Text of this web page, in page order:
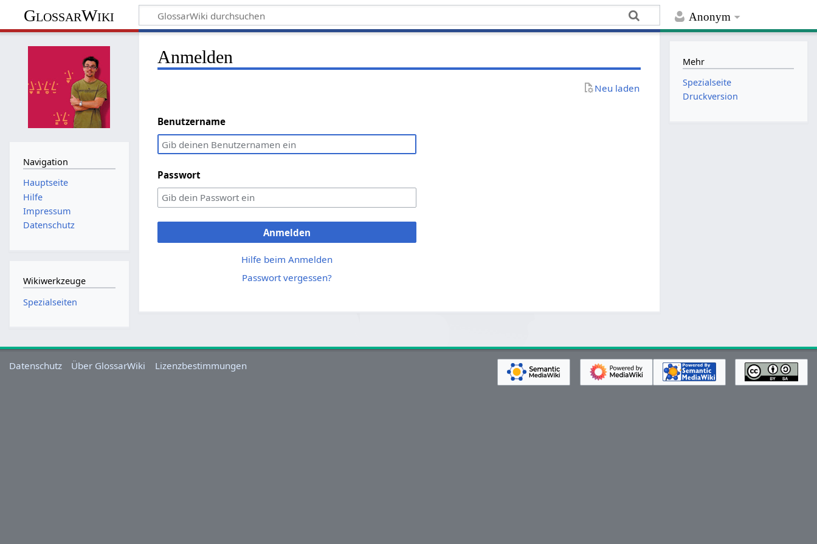
Anonym
GlossarWiki
Anmelden
Neu laden
Benutzername
Passwort
Anmelden
Hilfe beim Anmelden
Passwort vergessen?
Navigation
Hauptseite
Hilfe
Impressum
Datenschutz
Wikiwerkzeuge
Spezialseiten
Mehr
Spezialseite
Druckversion
Datenschutz Über GlossarWiki Lizenzbestimmungen